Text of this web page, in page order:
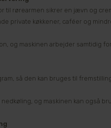
til rørearmen sikrer en jævn og
private køkkener, caféer og
og maskinen arbejder samtidig
så den kan bruges til
og maskinen kan også